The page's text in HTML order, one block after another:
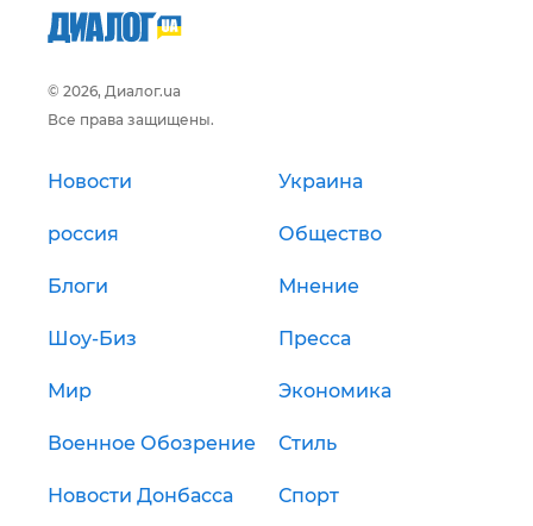
© 2026, Диалог.ua
Все права защищены.
Новости Украина
россия Общество
Блоги Мнение
Шоу-Биз Пресса
Мир Экономика
Военное Обозрение Стиль
Новости Донбасса Спорт